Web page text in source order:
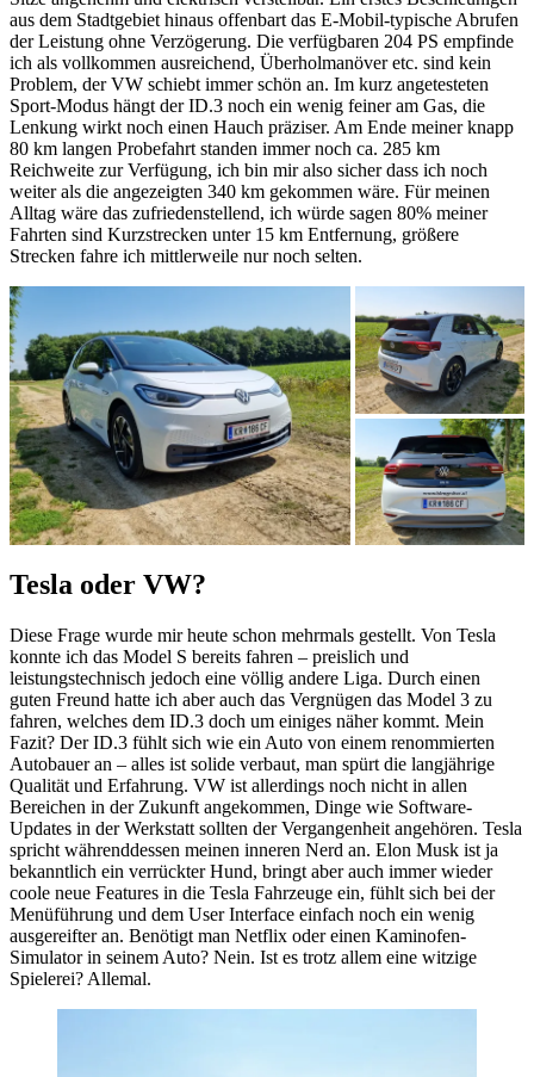
aus dem Stadtgebiet hinaus offenbart das E-Mobil-typische Abrufen
der Leistung ohne Verzögerung. Die verfügbaren 204 PS empfinde
ich als vollkommen ausreichend, Überholmanöver etc. sind kein
Problem, der VW schiebt immer schön an. Im kurz angetesteten
Sport-Modus hängt der ID.3 noch ein wenig feiner am Gas, die
Lenkung wirkt noch einen Hauch präziser. Am Ende meiner knapp
80 km langen Probefahrt standen immer noch ca. 285 km
Reichweite zur Verfügung, ich bin mir also sicher dass ich noch
weiter als die angezeigten 340 km gekommen wäre. Für meinen
Alltag wäre das zufriedenstellend, ich würde sagen 80% meiner
Fahrten sind Kurzstrecken unter 15 km Entfernung, größere
Strecken fahre ich mittlerweile nur noch selten.
Tesla oder VW?
Diese Frage wurde mir heute schon mehrmals gestellt. Von Tesla
konnte ich das Model S bereits fahren – preislich und
leistungstechnisch jedoch eine völlig andere Liga. Durch einen
guten Freund hatte ich aber auch das Vergnügen das Model 3 zu
fahren, welches dem ID.3 doch um einiges näher kommt. Mein
Fazit? Der ID.3 fühlt sich wie ein Auto von einem renommierten
Autobauer an – alles ist solide verbaut, man spürt die langjährige
Qualität und Erfahrung. VW ist allerdings noch nicht in allen
Bereichen in der Zukunft angekommen, Dinge wie Software-
Updates in der Werkstatt sollten der Vergangenheit angehören. Tesla
spricht währenddessen meinen inneren Nerd an. Elon Musk ist ja
bekanntlich ein verrückter Hund, bringt aber auch immer wieder
coole neue Features in die Tesla Fahrzeuge ein, fühlt sich bei der
Menüführung und dem User Interface einfach noch ein wenig
ausgereifter an. Benötigt man Netflix oder einen Kaminofen-
Simulator in seinem Auto? Nein. Ist es trotz allem eine witzige
Spielerei? Allemal.